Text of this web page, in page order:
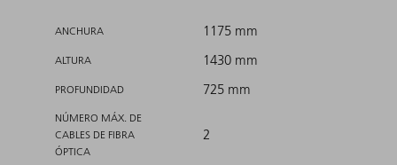
ANCHURA 1175 mm
ALTURA 1430 mm
PROFUNDIDAD 725 mm
NÚMERO MÁX. DE
CABLES DE FIBRA
ÓPTICA
2